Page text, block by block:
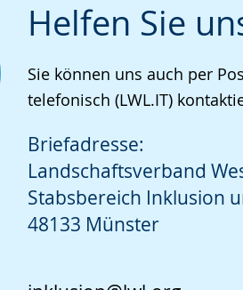
Helfen Sie
Sie können uns auch per
telefonisch (LWL.IT)
Briefadresse:
Landschaftsverband
Stabsbereich Inklusion
48133 Münster